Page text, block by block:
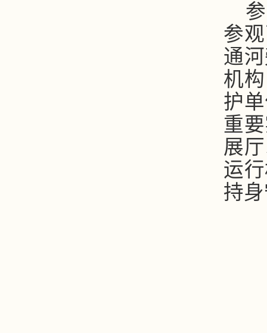
参
通
机
护
重
展
运
持